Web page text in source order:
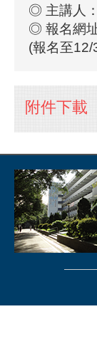
◎ 主講人
◎ 報名網
(報名至
附件下載